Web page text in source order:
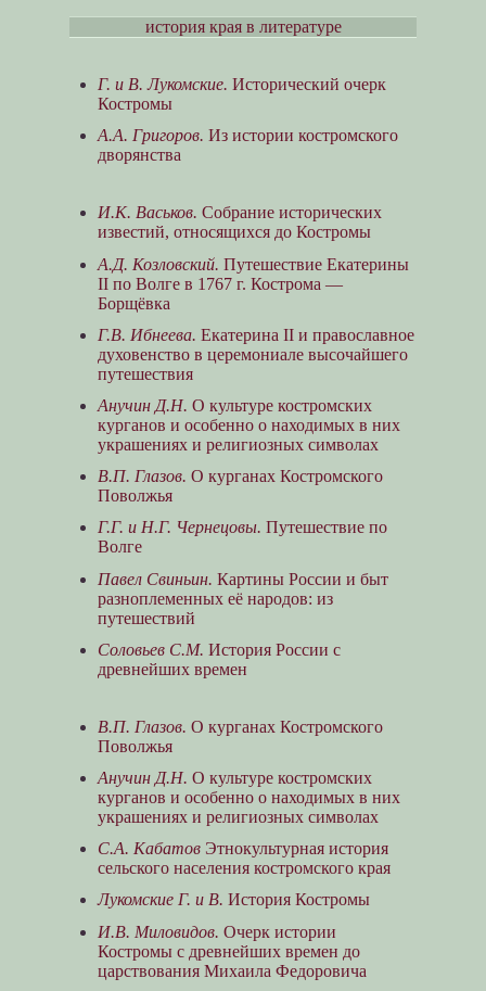
история края в литературе
Г. и В. Лукомские. Исторический очерк
Костромы
А.А. Григоров. Из истории костромского
дворянства
И.К. Васьков. Собрание исторических
известий, относящихся до Костромы
А.Д. Козловский. Путешествие Екатерины
II по Волге в 1767 г. Кострома —
Борщёвка
Г.В. Ибнеева. Екатерина II и православное
духовенство в церемониале высочайшего
путешествия
Анучин Д.Н. О культуре костромских
курганов и особенно о находимых в них
украшениях и религиозных символах
В.П. Глазов. О курганах Костромского
Поволжья
Г.Г. и Н.Г. Чернецовы. Путешествие по
Волге
Павел Свиньин. Картины России и быт
разноплеменных её народов: из
путешествий
Соловьев С.М. История России с
древнейших времен
В.П. Глазов. О курганах Костромского
Поволжья
Анучин Д.Н. О культуре костромских
курганов и особенно о находимых в них
украшениях и религиозных символах
С.А. КабатовЭтнокультурная история
сельского населения костромского края
Лукомские Г. и В. История Костромы
И.В. Миловидов. Очерк истории
Костромы с древнейших времен до
царствования Михаила Федоровича